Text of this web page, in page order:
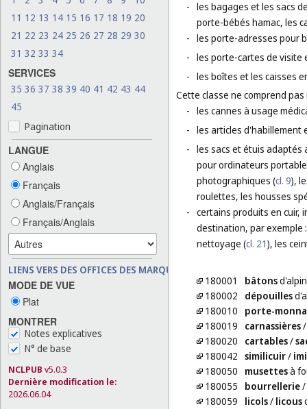
11 12 13 14 15 16 17 18 19 20
21 22 23 24 25 26 27 28 29 30
31 32 33 34
SERVICES
35 36 37 38 39 40 41 42 43 44
45
Pagination
LANGUE
Anglais
Français
Anglais/Français
Français/Anglais
LIENS VERS DES OFFICES DES MARQUES
MODE DE VUE
Plat
MONTRER
Notes explicatives
N° de base
NCLPUB v5.0.3
Dernière modification le:
2026.06.04
- les bagages et les sacs
porte-bébés hamac, les
- les porte-adresses pour
- les porte-cartes de visite
- les boîtes et les caisses
Cette classe ne comprend
- les cannes à usage
- les articles d'habillement
- les sacs et étuis adaptés
pour ordinateurs
photographiques (cl. 9),
roulettes, les housses
- certains produits en cuir,
destination, par exemple
nettoyage (cl. 21), les
180001 bâtons
180002
dépouilles
180010
porte-
180019
carnassières
180020
cartables/
180042 similicuir/
180050
musettesà
180055
bourrellerie/
180059
licols/ licous